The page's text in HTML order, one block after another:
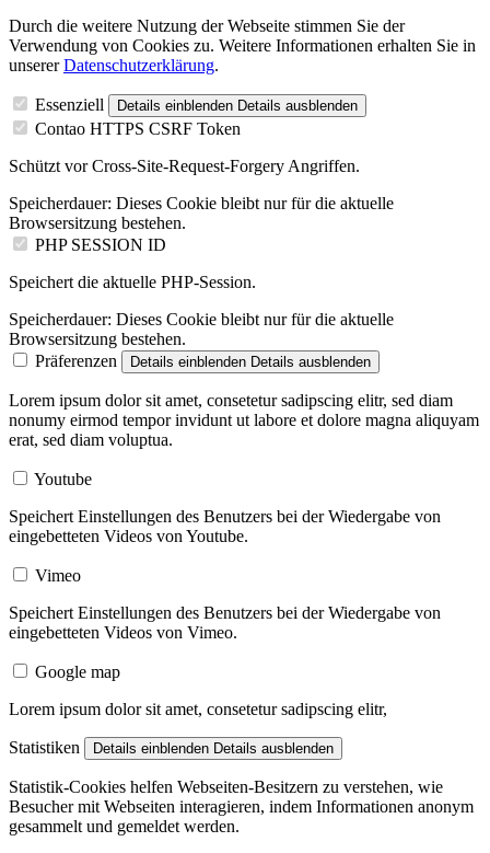
Durch die weitere Nutzung der Webseite stimmen Sie der
Verwendung von Cookies zu. Weitere Informationen erhalten Sie in
unsererDatenschutzerklärung.
Essenziell Details einblenden Details ausblenden
Contao HTTPS CSRF Token
Schützt vor Cross-Site-Request-Forgery Angriffen.
Speicherdauer: Dieses Cookie bleibt nur für die aktuelle
Browsersitzung bestehen.
PHP SESSION ID
Speichert die aktuelle PHP-Session.
Speicherdauer: Dieses Cookie bleibt nur für die aktuelle
Browsersitzung bestehen.
Präferenzen
Details einblenden Details ausblenden
Lorem ipsum dolor sit amet, consetetur sadipscing elitr, sed diam
nonumy eirmod tempor invidunt ut labore et dolore magna aliquyam
erat, sed diam voluptua.
Youtube
Speichert Einstellungen des Benutzers bei der Wiedergabe von
eingebetteten Videos von Youtube.
Vimeo
Speichert Einstellungen des Benutzers bei der Wiedergabe von
eingebetteten Videos von Vimeo.
Google map
Lorem ipsum dolor sit amet, consetetur sadipscing elitr,
Statistiken Details einblenden Details ausblenden
Statistik-Cookies helfen Webseiten-Besitzern zu verstehen, wie
Besucher mit Webseiten interagieren, indem Informationen anonym
gesammelt und gemeldet werden.